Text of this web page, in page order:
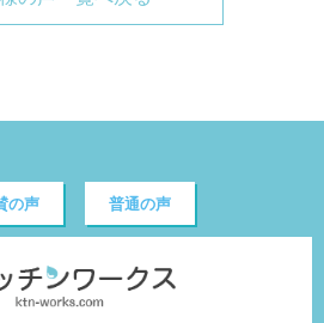
の声 普通の声